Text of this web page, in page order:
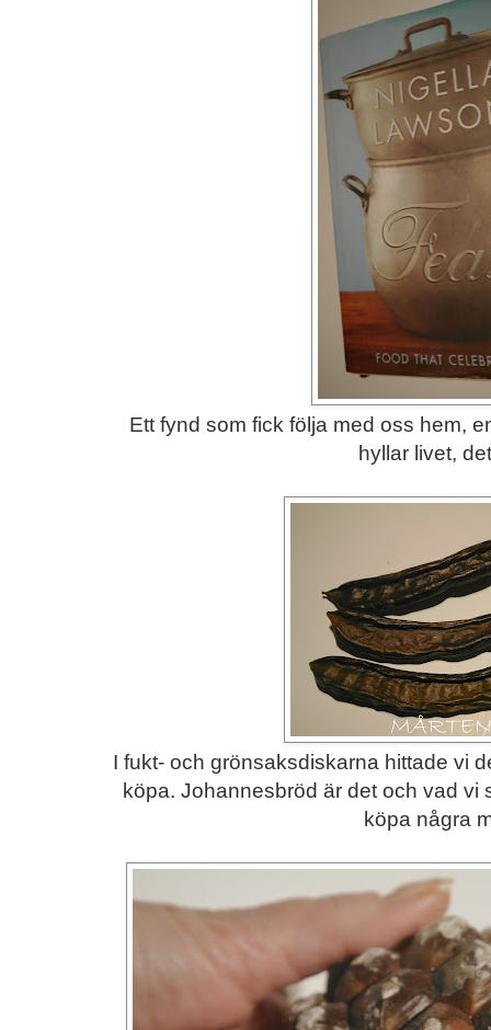
Ett fynd som fick följa med oss hem,
hyllar livet,
I fukt- och grönsaksdiskarna hittade vi
köpa. Johannesbröd är det och vad vi
köpa några